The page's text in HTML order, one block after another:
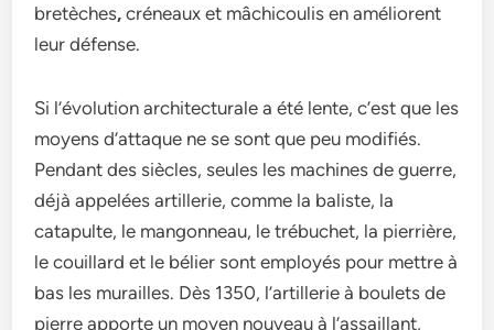
bretèches, créneaux et mâchicoulis en améliorent
leur défense.
Si l’évolution architecturale a été lente, c’est que les
moyens d’attaque ne se sont que peu modifiés.
Pendant des siècles, seules les machines de guerre,
déjà appelées artillerie, comme la baliste, la
catapulte, le mangonneau, le trébuchet, la pierrière,
le couillard et le bélier sont employés pour mettre à
bas les murailles. Dès 1350, l’artillerie à boulets de
pierre apporte un moyen nouveau à l’assaillant,